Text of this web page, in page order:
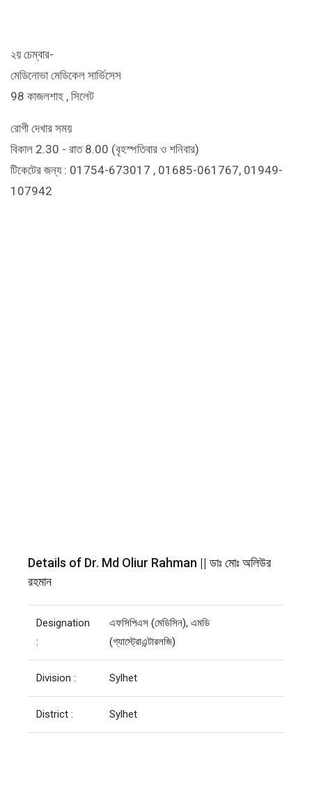
২য় চেম্বার-
মেডিনোভা মেডিকেল সার্ভিসেস
98 কাজলশাহ , সিলেট
রোগী দেখার সময়
বিকাল 2.30 - রাত 8.00 (বৃহস্পতিবার ও শনিবার)
টিকেটের জন্য : 01754-673017 , 01685-061767, 01949-
107942
Details of Dr. Md Oliur Rahman || ডাঃ মোঃ অলিউর
রহমান
Designation
:
এফসিপিএস (মেডিসিন), এমডি
(গ্যাস্ট্রোএন্টারলজি)
Division : Sylhet
District : Sylhet